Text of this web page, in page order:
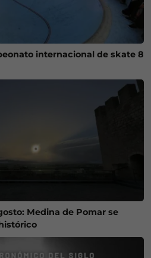
internacional de skate 8
Medina de Pomar se